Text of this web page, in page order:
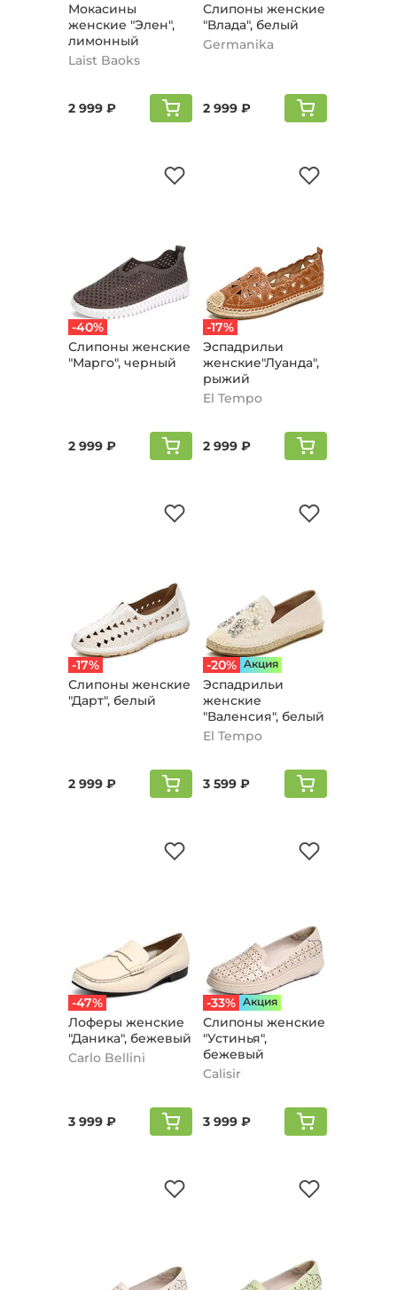
Мокасины
женские "Элен",
лимонный
Laist Baoks
2 999 ₽
Слипоны женские
"Влада", белый
Germanika
2 999 ₽
-40%
Слипоны женские
"Марго", черный
2 999 ₽
-17%
Эспадрильи
женские"Луанда",
рыжий
El Tempo
2 999 ₽
-17%
Слипоны женские
"Дарт", белый
2 999 ₽
-20% Aкция
Эспадрильи
женские
"Валенсия", белый
El Tempo
3 599 ₽
-47%
Лоферы женские
"Даника", бежевый
Carlo Bellini
3 999 ₽
-33% Aкция
Слипоны женские
"Устинья",
бежевый
Calisir
3 999 ₽